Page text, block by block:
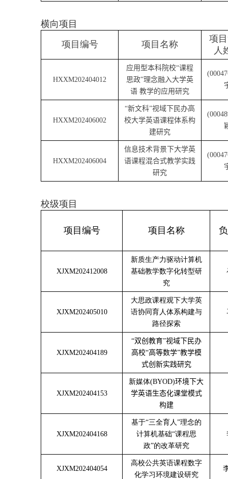
横向项目
项目编号
项目名称
项
人
HXXM202404012
应用型本科院校“课程
思政”理念融入大学英
语 教学的应用研究
HXXM202406002
“新文科”视域下民办高
校大学英语课程体系构
建研究
HXXM202406004
信息技术背景下大学英
语课程混合式教学实践
研究
校级项目
项目编号 项目名称
XJXM202412008
新质生产力驱动计算机
基础教学数字化转型研
究
XJXM202405010
大思政课程观下大学英
语协同育人体系构建与
路径探索
XJXM202404189
“双创教育”视域下民办
高校“高等数学”教学模
式创新实践研究
XJXM202404153
新媒体(BYOD)环境下大
学英语生态化课堂模式
构建
XJXM202404168
基于“三全育人”理念的
计算机基础“课程思
政”的改革研究
XJXM202404054
高校公共英语课程数字
化学习环境建设研究